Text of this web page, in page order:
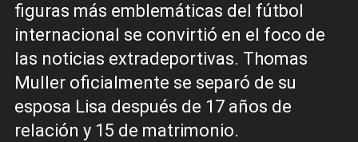
figuras más emblemáticas del fútbol
internacional se convirtió en el foco de
las noticias extradeportivas. Thomas
Muller oficialmente se separó de su
esposa Lisa después de 17 años de
relación y 15 de matrimonio.